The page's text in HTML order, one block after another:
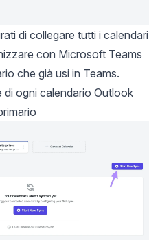
di collegare tutti i calendari
con Microsoft Teams
che già usi in Teams.
ogni calendario Outlook